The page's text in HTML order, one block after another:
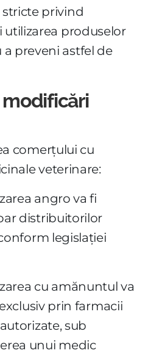
privind
utilizarea produselor
preveni astfel de
comerțului cu
veterinare:
angro va fi
distribuitorilor
legislației
cu amănuntul va
prin farmacii
sub
unui medic